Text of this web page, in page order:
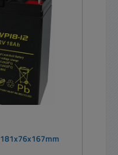
12V Bleiakku 12V 18Ah 181x76x167mm